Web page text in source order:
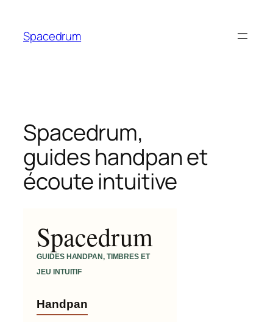
contenu
Spacedrum
Spacedrum,
guides handpan et
écoute intuitive
Spacedrum
GUIDES HANDPAN, TIMBRES ET
JEU INTUITIF
Handpan